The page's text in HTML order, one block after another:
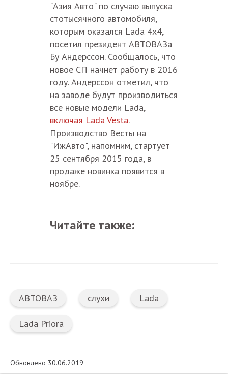
"Азия Авто" по случаю выпуска
стотысячного автомобиля,
которым оказался Lada 4x4,
посетил президент АВТОВАЗа
Бу Андерссон. Сообщалось, что
новое СП начнет работу в 2016
году. Андерссон отметил, что
на заводе будут производиться
все новые модели Lada,
включая Lada Vesta.
Производство Весты на
"ИжАвто", напомним, стартует
25 сентября 2015 года, в
продаже новинка появится в
ноябре.
Читайте также:
АВТОВАЗ слухи Lada
Lada Priora
Обновлено 30.06.2019